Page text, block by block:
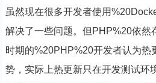
虽然现在很多开发者使用
解决了一些问题。但PHP%20依然
时期的%20PHP%20开发者认为热
势，实际上热更新只在开发测试环